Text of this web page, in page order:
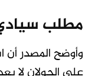
مطلب
وأوضح المصدر أن